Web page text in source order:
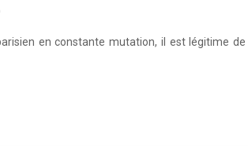
en constante mutation, il est légitime